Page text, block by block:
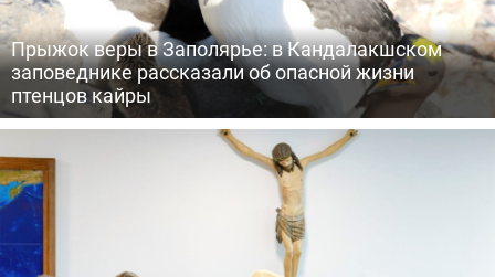
Прыжок веры в Заполярье: в Кандалакшском
заповеднике рассказали об опасной жизни
птенцов кайры